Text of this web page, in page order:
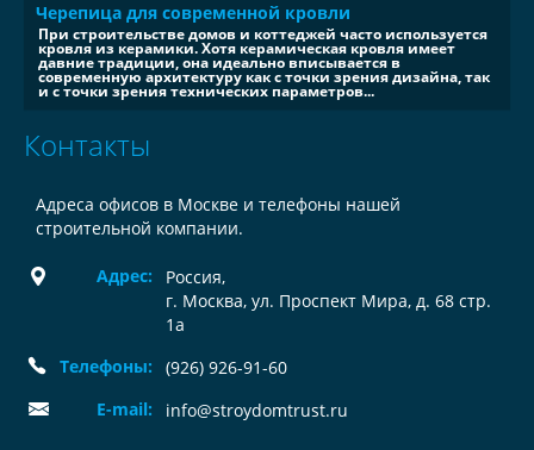
Черепица для современной кровли
При строительстве домов и коттеджей часто используется
кровля из керамики. Хотя керамическая кровля имеет
давние традиции, она идеально вписывается в
современную архитектуру как с точки зрения дизайна, так
и с точки зрения технических параметров...
Контакты
Адреса офисов в Москве и телефоны нашей
строительной компании.
Адрес: Россия,
г. Москва, ул. Проспект Мира, д. 68 стр.
1а
Телефоны:
(926) 926-91-60
E-mail:
info@stroydomtrust.ru